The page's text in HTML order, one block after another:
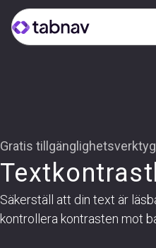
Gratis
Säkerställ att din text är
kontrollera kontrasten mot